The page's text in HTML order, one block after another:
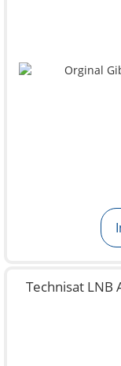
Technisat LNB